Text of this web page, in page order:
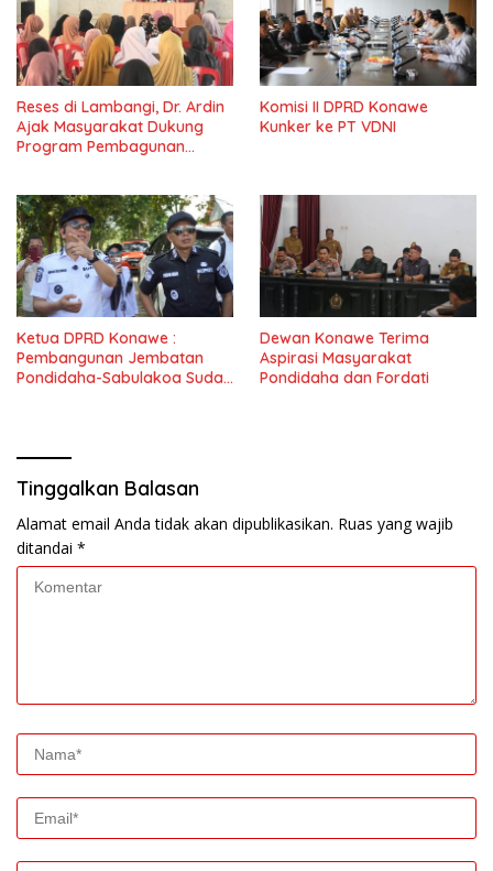
Reses di Lambangi, Dr. Ardin
Ajak Masyarakat Dukung
Program Pembagunan
Komisi II DPRD Konawe
Kunker ke PT VDNI
Ketua DPRD Konawe :
Pembangunan Jembatan
Pondidaha-Sabulakoa Sudah
Dewan Konawe Terima
Aspirasi Masyarakat
Pondidaha dan Fordati
Tinggalkan Balasan
Alamat email Anda tidak akan dipublikasikan. Ruas yang wajib
ditandai *